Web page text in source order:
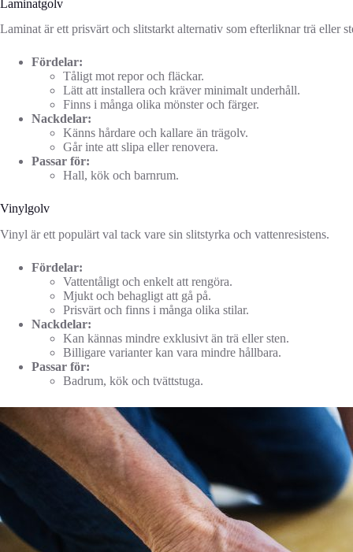
Laminatgolv
Laminat är ett prisvärt och slitstarkt alternativ som efterliknar trä eller
Fördelar:
Tåligt mot repor och fläckar.
Lätt att installera och kräver minimalt underhåll.
Finns i många olika mönster och färger.
Nackdelar:
Känns hårdare och kallare än trägolv.
Går inte att slipa eller renovera.
Passar för:
Hall, kök och barnrum.
Vinylgolv
Vinyl är ett populärt val tack vare sin slitstyrka och vattenresistens.
Fördelar:
Vattentåligt och enkelt att rengöra.
Mjukt och behagligt att gå på.
Prisvärt och finns i många olika stilar.
Nackdelar:
Kan kännas mindre exklusivt än trä eller sten.
Billigare varianter kan vara mindre hållbara.
Passar för:
Badrum, kök och tvättstuga.